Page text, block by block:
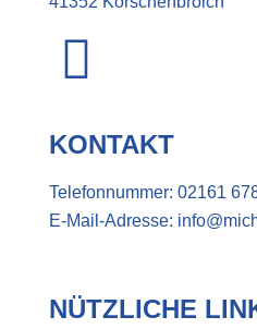
KONTAKT
Telefonnummer: 02161
E-Mail-Adresse:
NÜTZLICHE